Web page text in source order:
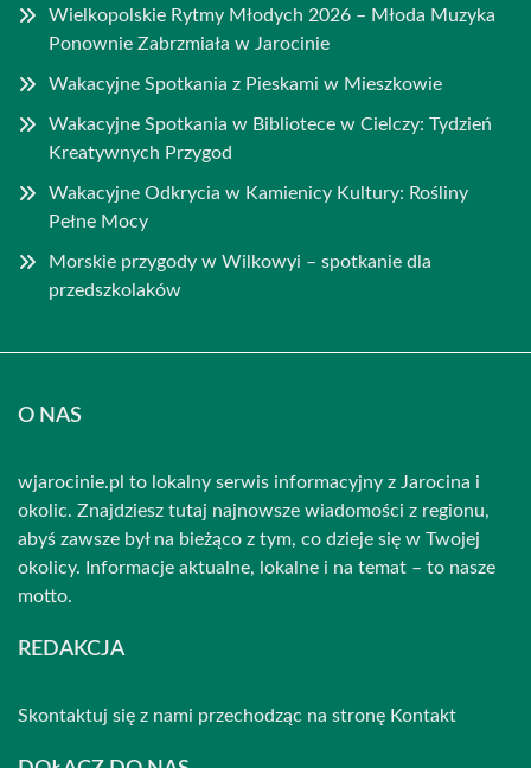
Wielkopolskie Rytmy Młodych 2026 – Młoda Muzyka
Ponownie Zabrzmiała w Jarocinie
Wakacyjne Spotkania z Pieskami w Mieszkowie
Wakacyjne Spotkania w Bibliotece w Cielczy: Tydzień
Kreatywnych Przygod
Wakacyjne Odkrycia w Kamienicy Kultury: Rośliny
Pełne Mocy
Morskie przygody w Wilkowyi – spotkanie dla
przedszkolaków
O NAS
wjarocinie.pl to lokalny serwis informacyjny z Jarocina i
okolic. Znajdziesz tutaj najnowsze wiadomości z regionu,
abyś zawsze był na bieżąco z tym, co dzieje się w Twojej
okolicy. Informacje aktualne, lokalne i na temat – to nasze
motto.
REDAKCJA
Skontaktuj się z nami przechodząc na stronę Kontakt